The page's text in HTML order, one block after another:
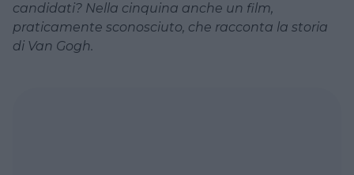
candidati? Nella cinquina anche un film,
praticamente sconosciuto, che racconta la storia
di Van Gogh.